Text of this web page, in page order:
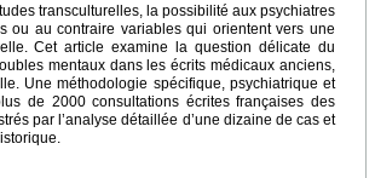
transculturelles, la possibilité aux psychiatres
ou au contraire variables qui orientent vers une
Cet article examine la question délicate du
mentaux dans les écrits médicaux anciens,
Une méthodologie spécifique, psychiatrique et
de 2000 consultations écrites françaises des
par l’analyse détaillée d’une dizaine de cas et